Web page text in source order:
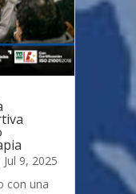
Jul 9, 2025
con una